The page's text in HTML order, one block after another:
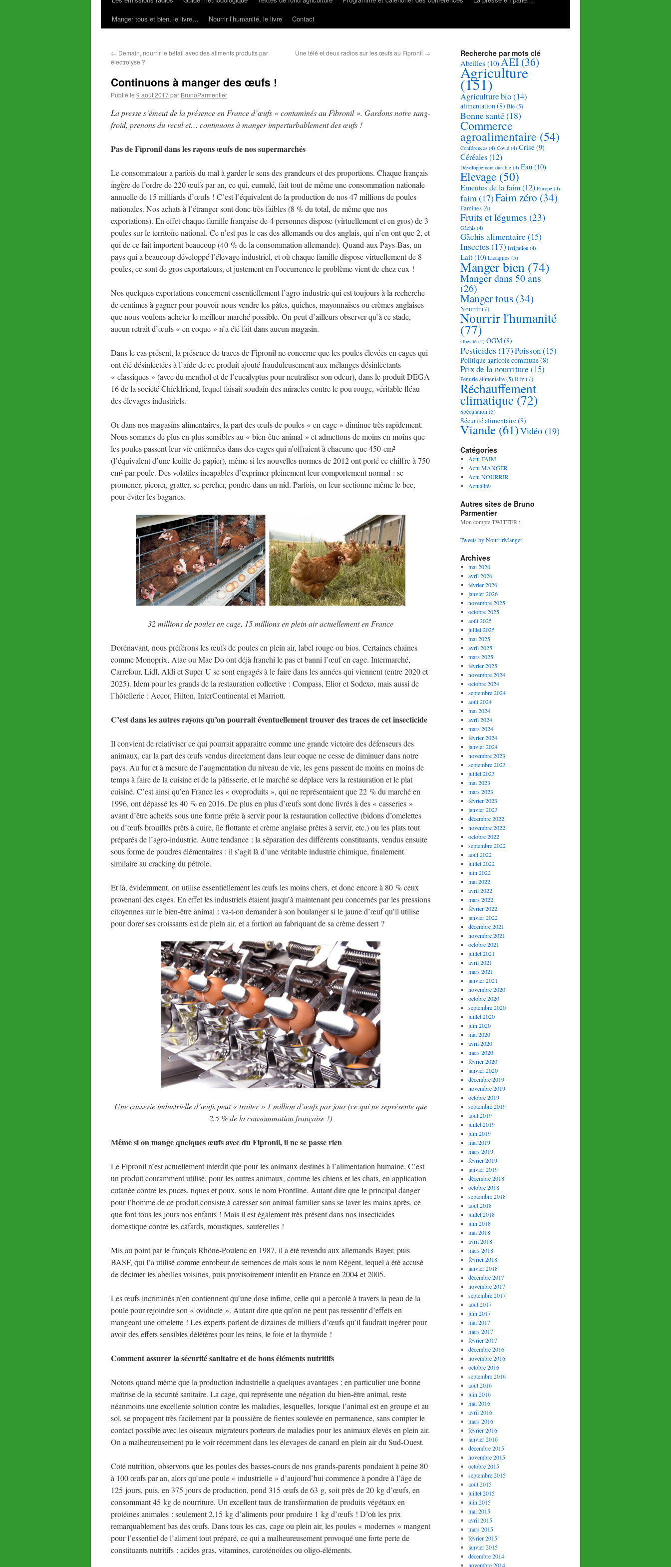
Manger tous et bien, le livre…
Nourrir l’humanité, le livre Contact
← Demain, nourrir le bétail avec des aliments produits par
électrolyse ?
Une télé et deux radios sur les œufs au Fipronil →
Continuons à manger des œufs !
Publié le 9 août 2017par BrunoParmentier
La presse s’émeut de la présence en France d’œufs « contaminés au Fibronil ». Gardons notre sang-
froid, prenons du recul et… continuons à manger imperturbablement des œufs !
Pas de Fipronil dans les rayons œufs de nos supermarchés
Le consommateur a parfois du mal à garder le sens des grandeurs et des proportions. Chaque français
ingère de l’ordre de 220 œufs par an, ce qui, cumulé, fait tout de même une consommation nationale
annuelle de 15 milliards d’œufs ! C’est l’équivalent de la production de nos 47 millions de poules
nationales. Nos achats à l’étranger sont donc très faibles (8 % du total, de même que nos
exportations). En effet chaque famille française de 4 personnes dispose (virtuellement et en gros) de 3
poules sur le territoire national. Ce n’est pas le cas des allemands ou des anglais, qui n’en ont que 2, et
qui de ce fait importent beaucoup (40 % de la consommation allemande). Quand-aux Pays-Bas, un
pays qui a beaucoup développé l’élevage industriel, et où chaque famille dispose virtuellement de 8
poules, ce sont de gros exportateurs, et justement en l’occurrence le problème vient de chez eux !
Nos quelques exportations concernent essentiellement l’agro-industrie qui est toujours à la recherche
de centimes à gagner pour pouvoir nous vendre les pâtes, quiches, mayonnaises ou crèmes anglaises
que nous voulons acheter le meilleur marché possible. On peut d’ailleurs observer qu’à ce stade,
aucun retrait d’œufs « en coque » n’a été fait dans aucun magasin.
Dans le cas présent, la présence de traces de Fipronil ne concerne que les poules élevées en cages qui
ont été désinfectées à l’aide de ce produit ajouté frauduleusement aux mélanges désinfectants
« classiques » (avec du menthol et de l’eucalyptus pour neutraliser son odeur), dans le produit DEGA
16 de la société Chickfriend, lequel faisait soudain des miracles contre le pou rouge, véritable fléau
des élevages industriels.
Or dans nos magasins alimentaires, la part des œufs de poules « en cage » diminue très rapidement.
Nous sommes de plus en plus sensibles au « bien-être animal » et admettons de moins en moins que
les poules passent leur vie enfermées dans des cages qui n’offraient à chacune que 450 cm²
(l’équivalent d’une feuille de papier), même si les nouvelles normes de 2012 ont porté ce chiffre à 750
cm2 par poule. Des volatiles incapables d’exprimer pleinement leur comportement normal : se
promener, picorer, gratter, se percher, pondre dans un nid. Parfois, on leur sectionne même le bec,
pour éviter les bagarres.
32 millions de poules en cage, 15 millions en plein air actuellement en France
Dorénavant, nous préférons les œufs de poules en plein air, label rouge ou bios. Certaines chaines
comme Monoprix, Atac ou Mac Do ont déjà franchi le pas et banni l’œuf en cage. Intermarché,
Carrefour, Lidl, Aldi et Super U se sont engagés à le faire dans les années qui viennent (entre 2020 et
2025). Idem pour les grands de la restauration collective : Compass, Elior et Sodexo, mais aussi de
l’hôtellerie : Accor, Hilton, InterContinental et Marriott.
C’est dans les autres rayons qu’on pourrait éventuellement trouver des traces de cet insecticide
Il convient de relativiser ce qui pourrait apparaitre comme une grande victoire des défenseurs des
animaux, car la part des œufs vendus directement dans leur coque ne cesse de diminuer dans notre
pays. Au fur et à mesure de l’augmentation du niveau de vie, les gens passent de moins en moins de
temps à faire de la cuisine et de la pâtisserie, et le marché se déplace vers la restauration et le plat
cuisiné. C’est ainsi qu’en France les « ovoproduits », qui ne représentaient que 22 % du marché en
1996, ont dépassé les 40 % en 2016. De plus en plus d’œufs sont donc livrés à des « casseries »
avant d’être achetés sous une forme prête à servir pour la restauration collective (bidons d’omelettes
ou d’œufs brouillés prêts à cuire, île flottante et crème anglaise prêtes à servir, etc.) ou les plats tout
préparés de l’agro-industrie. Autre tendance : la séparation des différents constituants, vendus ensuite
sous forme de poudres élémentaires : il s’agit là d’une véritable industrie chimique, finalement
similaire au cracking du pétrole.
Et là, évidemment, on utilise essentiellement les œufs les moins chers, et donc encore à 80 % ceux
provenant des cages. En effet les industriels étaient jusqu’à maintenant peu concernés par les pressions
citoyennes sur le bien-être animal : va-t-on demander à son boulanger si le jaune d’œuf qu’il utilise
pour dorer ses croissants est de plein air, et a fortiori au fabriquant de sa crème dessert ?
Une casserie industrielle d’œufs peut « traiter » 1 million d’œufs par jour(ce qui ne représente que
2,5 % de la consommation française !)
Même si on mange quelques œufs avec du Fipronil, il ne se passe rien
Le Fipronil n’est actuellement interdit que pour les animaux destinés à l’alimentation humaine. C’est
un produit couramment utilisé, pour les autres animaux, comme les chiens et les chats, en application
cutanée contre les puces, tiques et poux, sous le nom Frontline. Autant dire que le principal danger
pour l’homme de ce produit consiste à caresser son animal familier sans se laver les mains après, ce
que font tous les jours nos enfants ! Mais il est également très présent dans nos insecticides
domestique contre les cafards, moustiques, sauterelles !
Mis au point par le français Rhône-Poulenc en 1987, il a été revendu aux allemands Bayer, puis
BASF, qui l’a utilisé comme enrobeur de semences de maïs sous le nom Régent, lequel a été accusé
de décimer les abeilles voisines, puis provisoirement interdit en France en 2004 et 2005.
Les œufs incriminés n’en contiennent qu’une dose infime, celle qui a percolé à travers la peau de la
poule pour rejoindre son « oviducte ». Autant dire que qu’on ne peut pas ressentir d’effets en
mangeant une omelette ! Les experts parlent de dizaines de milliers d’œufs qu’il faudrait ingérer pour
avoir des effets sensibles délétères pour les reins, le foie et la thyroïde !
Comment assurer la sécurité sanitaire et de bons éléments nutritifs
Notons quand même que la production industrielle a quelques avantages ; en particulier une bonne
maîtrise de la sécurité sanitaire. La cage, qui représente une négation du bien-être animal, reste
néanmoins une excellente solution contre les maladies, lesquelles, lorsque l’animal est en groupe et au
sol, se propagent très facilement par la poussière de fientes soulevée en permanence, sans compter le
contact possible avec les oiseaux migrateurs porteurs de maladies pour les animaux élevés en plein air.
On a malheureusement pu le voir récemment dans les élevages de canard en plein air du Sud-Ouest.
Coté nutrition, observons que les poules des basses-cours de nos grands-parents pondaient à peine 80
à 100 œufs par an, alors qu’une poule « industrielle » d’aujourd’hui commence à pondre à l’âge de
125 jours, puis, en 375 jours de production, pond 315 œufs de 63 g, soit près de 20 kg d’œufs, en
consommant 45 kg de nourriture. Un excellent taux de transformation de produits végétaux en
protéines animales : seulement 2,15 kg d’aliments pour produire 1 kg d’œufs ! D’où les prix
remarquablement bas des œufs. Dans tous les cas, cage ou plein air, les poules « modernes » mangent
pour l’essentiel de l’aliment tout préparé, ce qui a malheureusement provoqué une forte perte de
constituants nutritifs : acides gras, vitamines, caroténoïdes ou oligo-éléments.
Recherche par mots clé
Abeilles (10)AEI (36)
Agriculture
(151)
Agriculture bio(14)
alimentation(8) Blé (5)
Bonne santé(18)
Commerce
agroalimentaire (54)
Conférences (4) Covid (4) Crise (9)
Céréales(12)
Développement durable (4) Eau (10)
Elevage (50)
Emeutes de la faim(12) Europe (4)
faim(17)Faim zéro (34)
Famines(6)
Fruits et légumes (23)
Gâchis (4)
Gâchis alimentaire (15)
Insectes (17) Irrigation (4)
Lait (10) Lasagnes (5)
Manger bien (74)
Manger dans 50 ans
(26)
Manger tous (34)
Nourrir(7)
Nourrir l'humanité
(77)
Obésité (4) OGM(8)
Pesticides (17)Poisson(15)
Politique agricole commune(8)
Prix de la nourriture (15)
Pénurie alimentaire (5) Riz(7)
Réchauffement
climatique (72)
Spéculation (5)
Sécurité alimentaire(8)
Viande (61)Vidéo (19)
Catégories
Actu FAIM
Actu MANGER
Actu NOURRIR
Actualités
Autres sites de Bruno
Parmentier
Mon compte TWITTER :
Tweets by NourrirManger
Archives
mai 2026
avril 2026
février 2026
janvier 2026
novembre 2025
octobre 2025
août 2025
juillet 2025
mai 2025
avril 2025
mars 2025
février 2025
novembre 2024
octobre 2024
septembre 2024
août 2024
mai 2024
avril 2024
mars 2024
février 2024
janvier 2024
novembre 2023
septembre 2023
juillet 2023
mai 2023
mars 2023
février 2023
janvier 2023
décembre 2022
novembre 2022
octobre 2022
septembre 2022
août 2022
juillet 2022
juin 2022
mai 2022
avril 2022
mars 2022
février 2022
janvier 2022
décembre 2021
novembre 2021
octobre 2021
juillet 2021
avril 2021
mars 2021
janvier 2021
novembre 2020
octobre 2020
septembre 2020
juillet 2020
juin 2020
mai 2020
avril 2020
mars 2020
février 2020
janvier 2020
décembre 2019
novembre 2019
octobre 2019
septembre 2019
août 2019
juillet 2019
juin 2019
mai 2019
mars 2019
février 2019
janvier 2019
décembre 2018
octobre 2018
septembre 2018
août 2018
juillet 2018
juin 2018
mai 2018
avril 2018
mars 2018
février 2018
janvier 2018
décembre 2017
novembre 2017
septembre 2017
août 2017
juin 2017
mai 2017
mars 2017
février 2017
décembre 2016
novembre 2016
octobre 2016
septembre 2016
août 2016
juin 2016
mai 2016
avril 2016
mars 2016
février 2016
janvier 2016
décembre 2015
novembre 2015
octobre 2015
septembre 2015
août 2015
juillet 2015
juin 2015
mai 2015
avril 2015
mars 2015
février 2015
janvier 2015
décembre 2014
novembre 2014